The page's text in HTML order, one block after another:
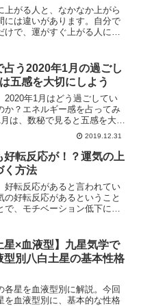
上がる人と、なかなか上がら
には違いがあります。自分で
けで、運がすぐ上がる人にな
占う2020年1月の過ごし
五感を大切にしよう
2020年1月はどう過ごしてい
か？エネルギー感を占ってみ
は、数秘で見ると五感を大切
い月間になります。1月にオス
2019.12.31
好転反応が！？運気の上
く方法
好転反応があると言われてい
の好転反応があるということ
で、モチベーション低下に悩
星×血液型】九星気学で
型別八白土星の基本性格
各星を血液型別に解説。今回
を血液型別に、基本的な性格